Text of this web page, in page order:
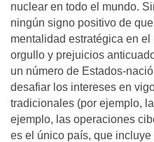
nuclear en todo el mundo.
ningún signo positivo de
mentalidad estratégica en
orgullo y prejuicios
un número de Estados-
desafiar los intereses en
tradicionales (por ejemplo,
ejemplo, las operaciones
es el único país, que